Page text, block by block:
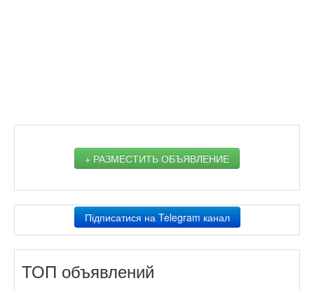
+ РАЗМЕСТИТЬ ОБЪЯВЛЕНИЕ
Підписатися на Telegram канал
ТОП объявлений